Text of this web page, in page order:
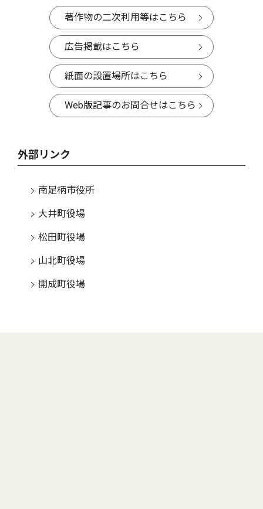
著作物の二次利用等はこちら
広告掲載はこちら
紙面の設置場所はこちら
Web版記事のお問合せはこちら
外部リンク
南足柄市役所
大井町役場
松田町役場
山北町役場
開成町役場